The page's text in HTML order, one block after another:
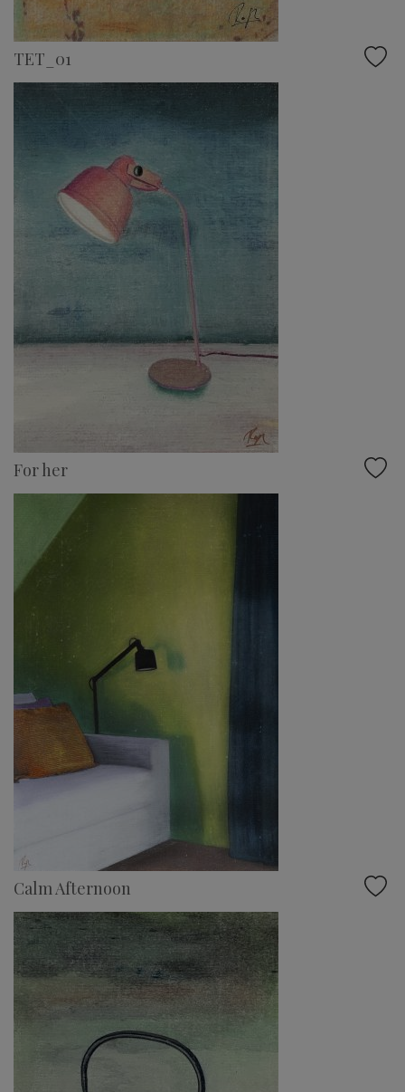
TET_01
For her
Calm Afternoon